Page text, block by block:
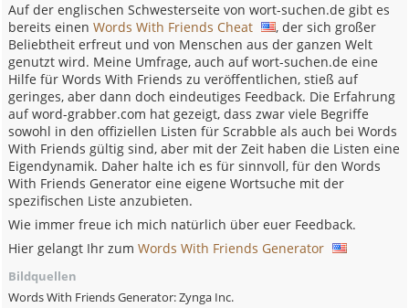
Auf der englischen Schwesterseite von wort-suchen.de gibt es
bereits einenWords With Friends Cheat
, der sich großer
Beliebtheit erfreut und von Menschen aus der ganzen Welt
genutzt wird. Meine Umfrage, auch auf wort-suchen.de eine
Hilfe für Words With Friends zu veröffentlichen, stieß auf
geringes, aber dann doch eindeutiges Feedback. Die Erfahrung
auf word-grabber.com hat gezeigt, dass zwar viele Begriffe
sowohl in den offiziellen Listen für Scrabble als auch bei Words
With Friends gültig sind, aber mit der Zeit haben die Listen eine
Eigendynamik. Daher halte ich es für sinnvoll, für den Words
With Friends Generator eine eigene Wortsuche mit der
spezifischen Liste anzubieten.
Wie immer freue ich mich natürlich über euer Feedback.
Hier gelangt Ihr zumWords With Friends Generator
Bildquellen
Words With Friends Generator: Zynga Inc.